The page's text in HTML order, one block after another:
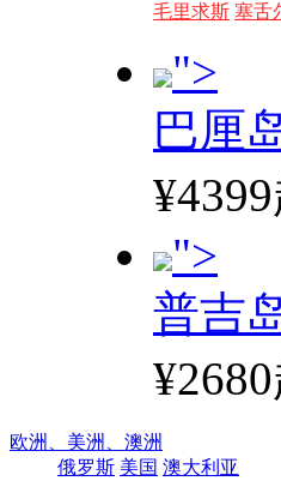
毛里求斯 塞舌
">
巴厘
">
普吉
欧洲、 美洲、 澳洲
俄罗斯 美国 澳大利亚